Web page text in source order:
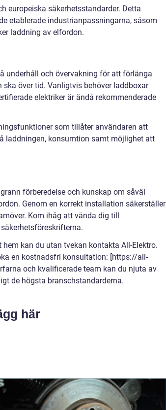
europeiska säkerhetsstandarder. Detta
etablerade industrianpassningarna, såsom
laddning av elfordon.
underhåll och övervakning för att förlänga
över tid. Vanligtvis behöver laddboxar
elektriker är ändå rekommenderade
som tillåter användaren att
laddningen, konsumtion samt möjlighet att
förberedelse och kunskap om såväl
Genom en korrekt installation säkerställer
Kom ihåg att vända dig till
kan du utan tvekan kontakta All-Elektro.
en kostnadsfri konsultation: [https://all-
och kvalificerade team kan du njuta av
de högsta branschstandarderna.
här